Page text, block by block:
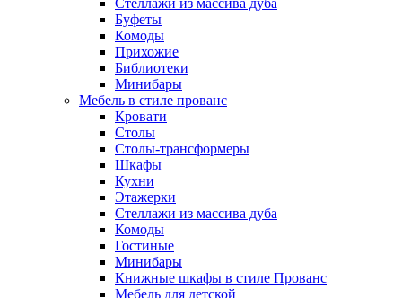
Стеллажи из массива дуба
Буфеты
Комоды
Прихожие
Библиотеки
Минибары
Мебель в стиле прованс
Кровати
Столы
Столы-трансформеры
Шкафы
Кухни
Этажерки
Стеллажи из массива дуба
Комоды
Гостиные
Минибары
Книжные шкафы в стиле Прованс
Мебель для детской